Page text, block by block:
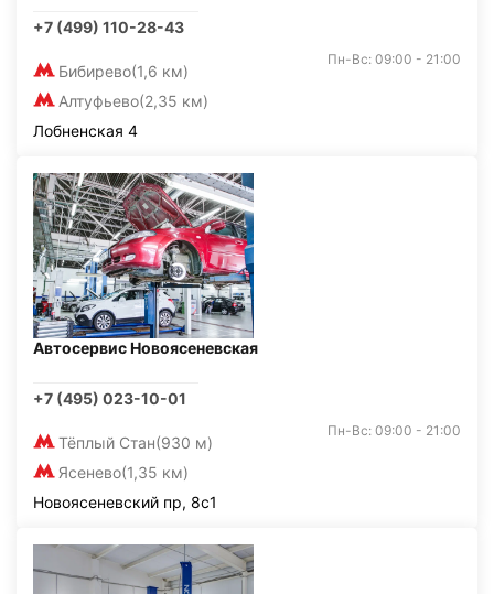
+7 (499) 110-28-43
Бибирево(1,6 км)
Алтуфьево(2,35 км)
Пн-Вс: 09:00 - 21:00
Лобненская 4
Автосервис Новоясеневская
+7 (495) 023-10-01
Тёплый Стан(930 м)
Ясенево(1,35 км)
Пн-Вс: 09:00 - 21:00
Новоясеневский пр, 8с1